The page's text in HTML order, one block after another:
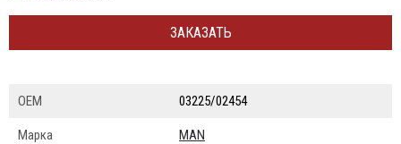
ЗАКАЗАТЬ
ОЕМ 03225/02454
Марка MAN